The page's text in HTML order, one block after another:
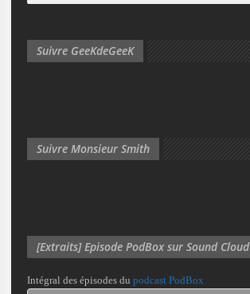
Suivre GeeKdeGeeK
Suivre Monsieur Smith
[Extraits] Episode PodBox sur Sound Cloud
Intégral des épisodes du podcast PodBox